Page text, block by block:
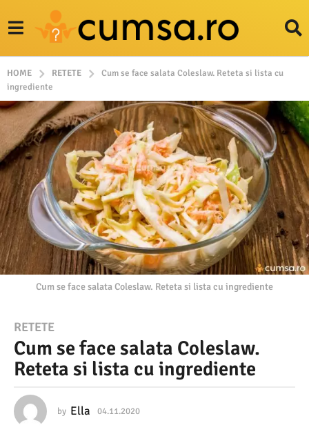
HOME RETETE
Cum se face salata Coleslaw. Reteta si lista cu
ingrediente
Cum se face salata Coleslaw. Reteta si lista cu ingrediente
0
4
1
RETETE
Cum se face salata Coleslaw.
Reteta si lista cu ingrediente
by Ella 04.11.2020